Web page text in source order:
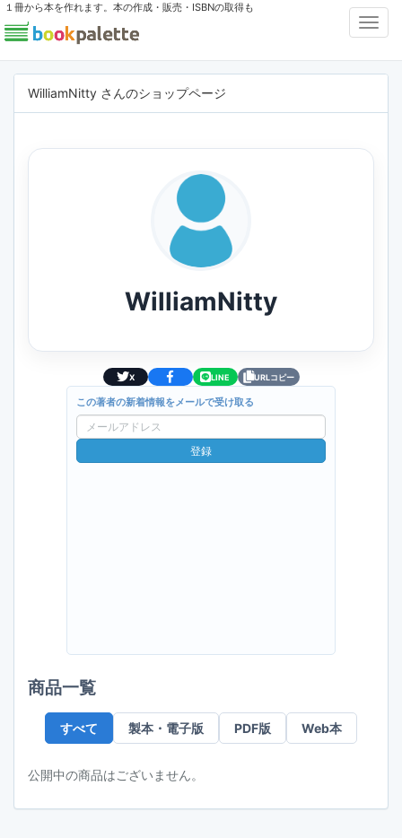
１冊から本を作れます。本の作成・販売・ISBNの取得も
WilliamNitty さんのショップページ
WilliamNitty
X LINE URLコピー
この著者の新着情報をメールで受け取る
ー
ル
登録
商品一覧
すべて 製本・電子版 PDF版 Web本
公開中の商品はございません。